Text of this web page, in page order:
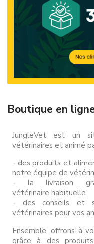
Boutique en
JungleVet est un
vétérinaires et animé
- des produits et
notre équipe de
- la livraison
vétérinaire habituelle
- des conseils et
vétérinaires pour vos
Ensemble, offrons à
grâce à des